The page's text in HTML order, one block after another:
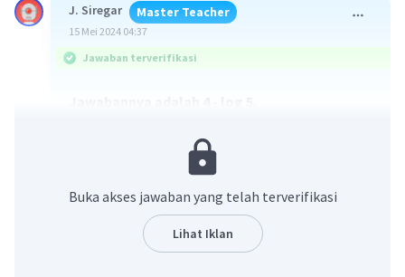
J. Siregar Master Teacher
15 Mei 2024 04:37
Jawaban terverifikasi
Campuran asam lemah dengan garam
membentuk penyangga ASAM. Selain itu
penyangga ASAM juga dapat dibentuk apabila
asam lemah bersisa dan basa kuat habis
Buka akses jawaban yang telah terverifikasi
Lihat Iklan